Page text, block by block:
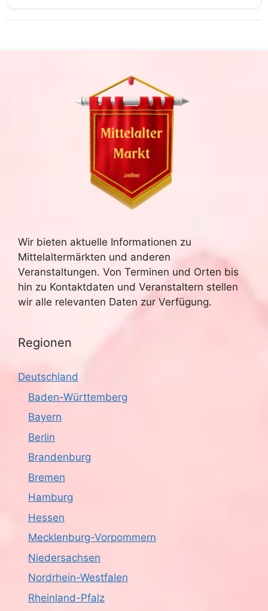
Wir bieten aktuelle Informationen zu
Mittelaltermärkten und anderen
Veranstaltungen. Von Terminen und Orten bis
hin zu Kontaktdaten und Veranstaltern stellen
wir alle relevanten Daten zur Verfügung.
Regionen
Deutschland
Baden-Württemberg
Bayern
Berlin
Brandenburg
Bremen
Hamburg
Hessen
Mecklenburg-Vorpommern
Niedersachsen
Nordrhein-Westfalen
Rheinland-Pfalz